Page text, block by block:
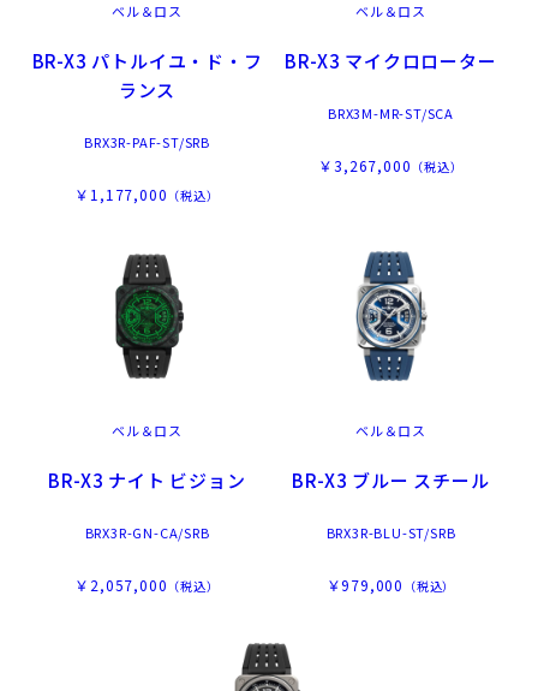
ベル＆ロス
BR-X3 パトルイユ・ド・フ
ランス
BRX3R-PAF-ST/SRB
￥1,177,000 （税込）
ベル＆ロス
BR-X3 マイクロローター
BRX3M-MR-ST/SCA
￥3,267,000 （税込）
ベル＆ロス
BR-X3 ナイト ビジョン
BRX3R-GN-CA/SRB
￥2,057,000 （税込）
ベル＆ロス
BR-X3 ブルー スチール
BRX3R-BLU-ST/SRB
￥979,000 （税込）